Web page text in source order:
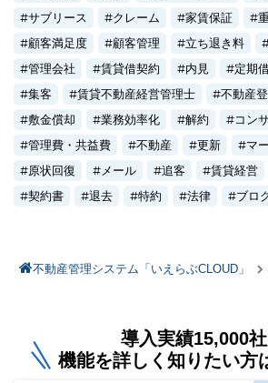
サブリース
クレーム 家賃保証
顧客満足度
顧客管理 立ち退き料
管理会社
賃貸借契約 内見 定期
集客
賃貸不動産経営管理士 不動産
敷金償却
業務効率化 解約
コン
管理費・共益費
不動産 更新
マ
原状回復
メール 追客 賃貸経営
契約書
退去 特約 法律 ブロ
不動産管理システム「いえらぶCLOUD」
導入実績15,000社
機能を詳しく知りたい方